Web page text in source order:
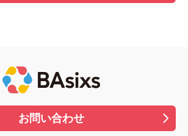
お問い合わせ